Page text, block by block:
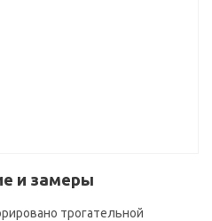
и замеры
трогательной